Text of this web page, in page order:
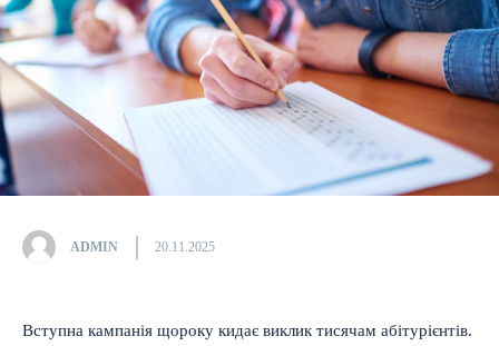
ADMIN 20.11.2025
Вступна кампанія щороку кидає виклик тисячам абітурієнтів.